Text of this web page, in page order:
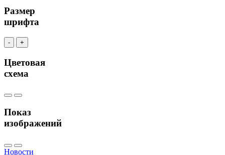
Размер
шрифта
- +
Цветовая
схема
Показ
изображений
Новости